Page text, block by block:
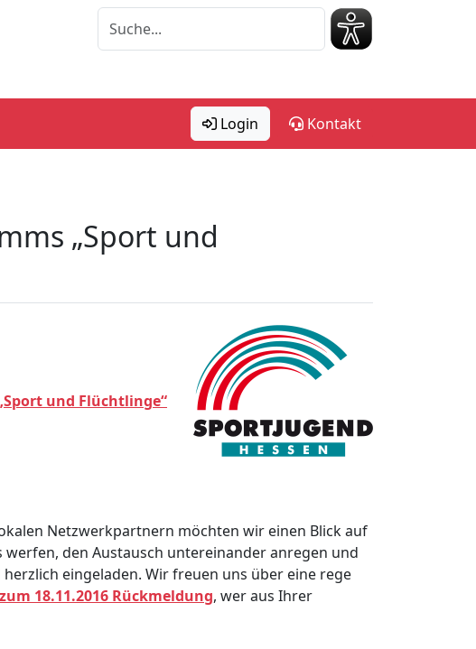
Login Kontakt
„Sport und
und Flüchtlinge“
Netzwerkpartnern möchten wir einen Blick auf
den Austausch untereinander anregen und
eingeladen. Wir freuen uns über eine rege
18.11.2016 Rückmeldung, wer aus Ihrer